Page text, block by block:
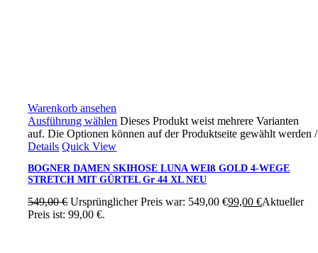
Warenkorb ansehen
Ausführung wählen Dieses Produkt weist mehrere Varianten
auf. Die Optionen können auf der Produktseite gewählt werden/
Details Quick View
BOGNER DAMEN SKIHOSE LUNA WEIß GOLD 4-WEGE
STRETCH MIT GÜRTEL Gr 44 XL NEU
549,00€ Ursprünglicher Preis war: 549,00 €99,00€Aktueller
Preis ist: 99,00 €.